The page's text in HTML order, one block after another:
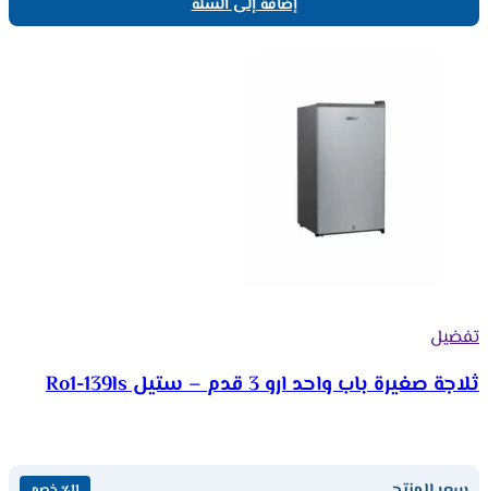
إضافة إلى السلة
تفضيل
ثلاجة صغيرة باب واحد ارو 3 قدم – ستيل Ro1-139ls